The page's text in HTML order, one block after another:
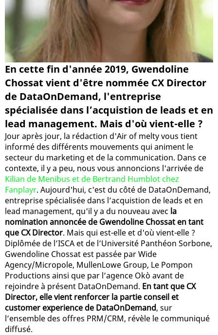
En cette fin d'année 2019, Gwendoline
Chossat vient d'être nommée CX Director
de DataOnDemand, l'entreprise
spécialisée dans l’acquistion de leads et en
lead management. Mais d'où vient-elle ?
Jour après jour, la rédaction d'Air of melty vous tient
informé des différents mouvements qui animent le
secteur du marketing et de la communication. Dans ce
contexte, il y a peu, nous vous annoncions l'arrivée de
Kilian de Menibus et de Bertrand Humblot chez
Fanplayr. Aujourd'hui, c'est du côté de DataOnDemand,
entreprise spécialisée dans l’acquistion de leads et en
lead management, qu'il y a du nouveau avec la
nomination annoncée de Gwendoline Chossat en tant
que CX Director. Mais qui est-elle et d'où vient-elle ?
Diplômée de l’ISCA et de l’Université Panthéon Sorbone,
Gwendoline Chossat est passée par Wide
Agency/Micropole, MullenLowe Group, Le Pompon
Productions ainsi que par l’agence Okò avant de
rejoindre à présent DataOnDemand. En tant que CX
Director, elle vient renforcer la partie conseil et
customer experience de DataOnDemand, sur
l’ensemble des offres PRM/CRM, révèle le communiqué
diffusé.